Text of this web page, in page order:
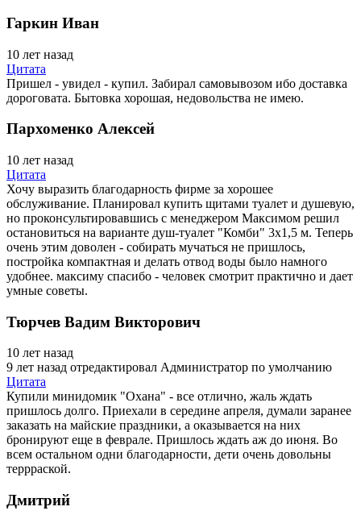
Гаркин Иван
10 лет назад
Цитата
Пришел - увидел - купил. Забирал самовывозом ибо доставка
дороговата. Бытовка хорошая, недовольства не имею.
Пархоменко Алексей
10 лет назад
Цитата
Хочу выразить благодарность фирме за хорошее
обслуживание. Планировал купить щитами туалет и душевую,
но проконсультировавшись с менеджером Максимом решил
остановиться на варианте душ-туалет "Комби" 3х1,5 м. Теперь
очень этим доволен - собирать мучаться не пришлось,
постройка компактная и делать отвод воды было намного
удобнее. максиму спасибо - человек смотрит практично и дает
умные советы.
Тюрчев Вадим Викторович
10 лет назад
9 лет назад отредактировал Администратор по умолчанию
Цитата
Купили минидомик "Охана" - все отлично, жаль ждать
пришлось долго. Приехали в середине апреля, думали заранее
заказать на майские праздники, а оказывается на них
бронируют еще в феврале. Пришлось ждать аж до июня. Во
всем остальном одни благодарности, дети очень довольны
террраской.
Дмитрий